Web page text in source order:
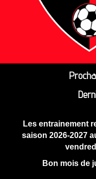
Les entrainement
saison 2026-2027
Bon mois de